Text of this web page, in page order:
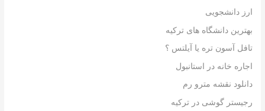
ارز دانشجویی
بهترین دانشگاه های ترکیه
تافل آسون تره یا آیلتس ؟
اجاره خانه در استانبول
دانلود نقشه مترو رم
رجیستر گوشی در ترکیه